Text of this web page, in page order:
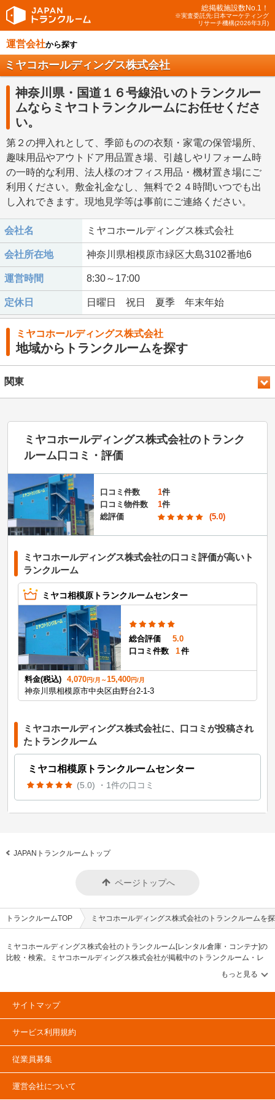
総掲載施設数No.1！
※実査委託先:日本マーケティング
リサーチ機構(2026年3月)
運営会社から探す
ミヤコホールディングス株式会社
神奈川県・国道１６号線沿いのトランクルー
ムならミヤコトランクルームにお任せくださ
い。
第２の押入れとして、季節ものの衣類・家電の保管場所、
趣味用品やアウトドア用品置き場、引越しやリフォーム時
の一時的な利用、法人様のオフィス用品・機材置き場にご
利用ください。敷金礼金なし、無料で２４時間いつでも出
し入れできます。現地見学等は事前にご連絡ください。
会社名 ミヤコホールディングス株式会社
会社所在地 神奈川県相模原市緑区大島3102番地6
運営時間 8:30～17:00
定休日 日曜日 祝日 夏季 年末年始
ミヤコホールディングス株式会社
地域からトランクルームを探す
関東
ミヤコホールディングス株式会社のトランク
ルーム口コミ・評価
口コミ件数 1件
口コミ物件数
1件
総評価
(5.0)
ミヤコホールディングス株式会社の口コミ評価が高いト
ランクルーム
ミヤコ相模原トランクルームセンター
総合評価
5.0
口コミ件数
1件
料金(税込) 4,070円/月～15,400円/月
神奈川県相模原市中央区由野台2-1-3
ミヤコホールディングス株式会社に、口コミが投稿され
たトランクルーム
ミヤコ相模原トランクルームセンター
(5.0) ・1件の口コミ
JAPANトランクルームトップ
ページトップへ
トランクルームTOP ミヤコホールディングス株式会社のトランクルームを
ミヤコホールディングス株式会社のトランクルーム[レンタル倉庫・コンテナ]の
比較・検索。ミヤコホールディングス株式会社が掲載中のトランクルーム・レ
ンタル倉庫・レンタルコンテナなどの収納スペースを、借りたい地域から探し
て、広さ・料金[賃料]・セキュリティ・空調完備・24時間出し入れ可能などの希
望条件で絞込み！豊富な物件数から様々な方法でご希望の収納スペースを簡単
に探せるトランクルーム情報サイトです。ミヤコホールディングス株式会社で
サイトマップ
サービス利用規約
従業員募集
運営会社について